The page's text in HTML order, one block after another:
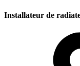
Installateur de